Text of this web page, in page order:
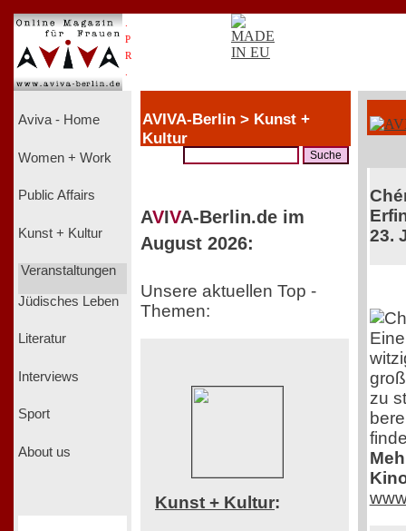
P
R
Aviva - Home
Women + Work
Public Affairs
Kunst + Kultur
Veranstaltungen
Jüdisches Leben
Literatur
Interviews
Sport
About us
AVIVA-Berlin > Kunst +
Kultur
AVIVA-Berlin.de im
August 2026:
Unsere aktuellen Top -
Themen:
Kunst + Kultur:
23.
zu